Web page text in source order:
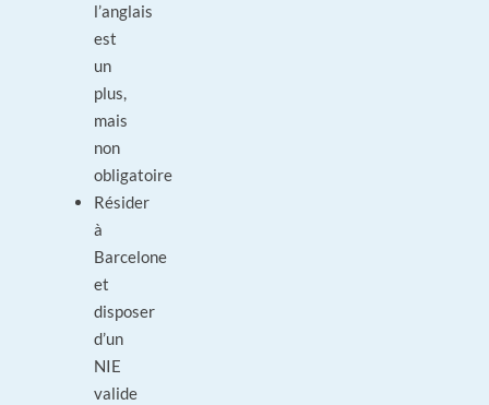
l’anglais
est
un
plus,
mais
non
obligatoire
Résider
à
Barcelone
et
disposer
d’un
NIE
valide